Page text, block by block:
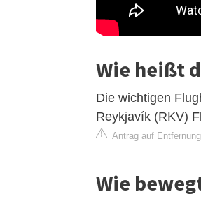
Wie heißt
Die wichtigen
Reykjavík (RKV)
Antrag auf
Wie